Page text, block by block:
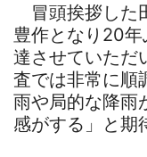
冒頭挨拶した
豊作となり20
達させていただ
査では非常に順
雨や局的な降雨
感がする」と期